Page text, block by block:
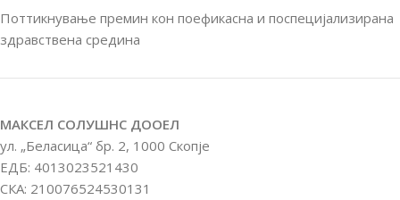
Поттикнување премин кон поефикасна и поспецијализирана
здравствена средина
МАКСЕЛ СОЛУШНС ДООЕЛ
ул. „Беласица“ бр. 2, 1000 Скопје
ЕДБ: 4013023521430
СКА: 210076524530131